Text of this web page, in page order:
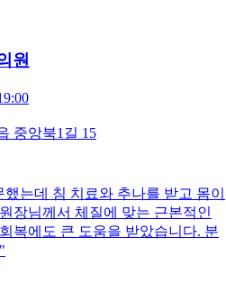
원
중앙북1길 15
는데 침 치료와 추나를 받고 몸이
장님께서 체질에 맞는 근본적인
복에도 큰 도움을 받았습니다. 분
"